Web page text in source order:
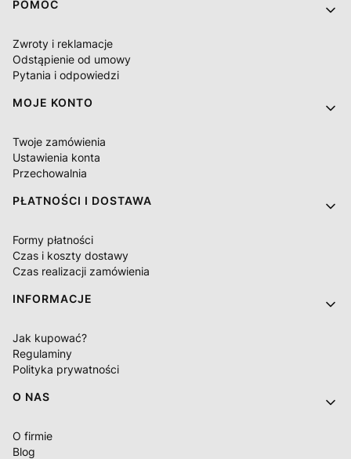
Linki w stopce
POMOC
Zwroty i reklamacje
Odstąpienie od umowy
Pytania i odpowiedzi
MOJE KONTO
Twoje zamówienia
Ustawienia konta
Przechowalnia
PŁATNOŚCI I DOSTAWA
Formy płatności
Czas i koszty dostawy
Czas realizacji zamówienia
INFORMACJE
Jak kupować?
Regulaminy
Polityka prywatności
O NAS
O firmie
Blog